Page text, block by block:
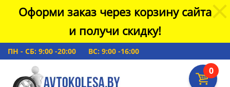
Оформи заказ через корзину сайта
и получи скидку!
ПН - СБ: 9:00 -20:00 ВС: 9:00 -16:00
0